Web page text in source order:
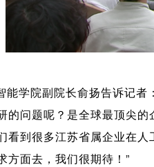
能学院副院长俞扬告诉记
的问题呢？是全球最顶尖
看到很多江苏省属企业在
方面去，我们很期待！”